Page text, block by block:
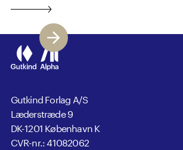
Gutkind Forlag A/S
Læderstræde 9
DK-1201 København K
CVR-nr.: 41082062